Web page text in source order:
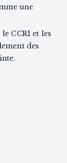
une
CCRI et les
des